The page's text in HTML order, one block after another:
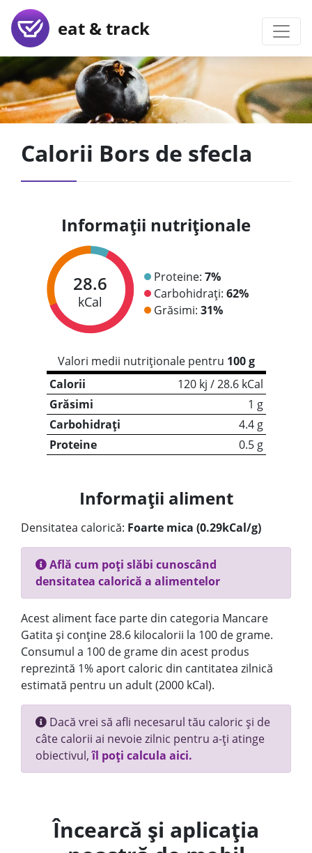
eat & track
Calorii Bors de sfecla
Informații nutriționale
28.6
kCal
Proteine: 7%
Carbohidrați: 62%
Grăsimi: 31%
Valori medii nutriționale pentru 100 g
Calorii
120 kj / 28.6 kCal
Grăsimi
1 g
Carbohidrați
4.4 g
Proteine
0.5 g
Informații aliment
Densitatea calorică: Foarte mica (0.29kCal/g)
Află cum poți slăbi cunoscând
densitatea calorică a alimentelor
Acest aliment face parte din categoria Mancare
Gatita și conține 28.6 kilocalorii la 100 de grame.
Consumul a 100 de grame din acest produs
reprezintă 1% aport caloric din cantitatea zilnică
estimată pentru un adult (2000 kCal).
Dacă vrei să afli necesarul tău caloric și de
câte calorii ai nevoie zilnic pentru a-ți atinge
obiectivul,îl poți calcula aici.
Încearcă și aplicația